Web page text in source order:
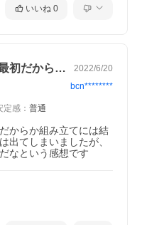
いいね 0
迅速な対応で良かったです。最初だからか… 2022/6/20
bcn********
定感 ： 普通
からか組み立てには結
出てしまいましたが、
なという感想です